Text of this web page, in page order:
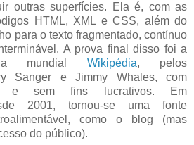
outras superfícies. Ela é, com as
HTML, XML e CSS, além do
para o texto fragmentado, contínuo
A prova final disso foi a
mundial Wikipédia, pelos
Sanger e Jimmy Whales, com
e sem fins lucrativos. Em
2001, tornou-se uma fonte
como o blog (mas
do público).